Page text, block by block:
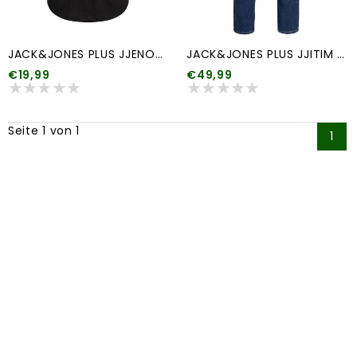
JACK&JONES PLUS JJENOA TEE SS CREW NECK NOOS PLS meerdere kleuren
€19,99
JACK&JONES PLUS JJITIM JJORIGINAL AM 814 PLS NOOS "34
€49,99
Seite 1 von 1 1